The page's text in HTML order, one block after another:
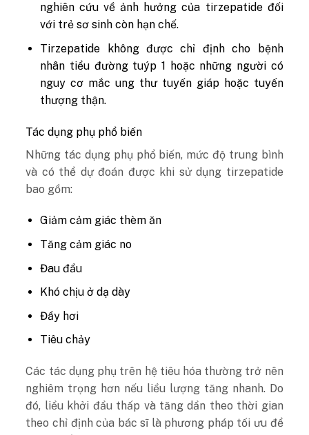
nghiên cứu về ảnh hưởng của tirzepatide đối
với trẻ sơ sinh còn hạn chế.
Tirzepatide không được chỉ định cho bệnh
nhân tiểu đường tuýp 1 hoặc những người có
nguy cơ mắc ung thư tuyến giáp hoặc tuyến
thượng thận.
Tác dụng phụ phổ biến
Những tác dụng phụ phổ biến, mức độ trung bình
và có thể dự đoán được khi sử dụng tirzepatide
bao gồm:
Giảm cảm giác thèm ăn
Tăng cảm giác no
Đau đầu
Khó chịu ở dạ dày
Đầy hơi
Tiêu chảy
Các tác dụng phụ trên hệ tiêu hóa thường trở nên
nghiêm trọng hơn nếu liều lượng tăng nhanh. Do
đó, liều khởi đầu thấp và tăng dần theo thời gian
theo chỉ định của bác sĩ là phương pháp tối ưu để